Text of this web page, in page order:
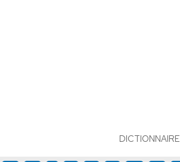
DICTIONNAIRE